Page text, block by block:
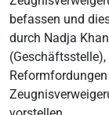
befassen und
durch Nadja